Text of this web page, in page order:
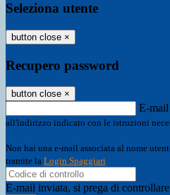
Seleziona utente
button close ×
Recupero password
button close ×
E-mail
all'indirizzo indicato con le istruzioni
Non hai una e-mail associata al nome
tramite la Login Spaggiari
E-mail inviata, si prega di